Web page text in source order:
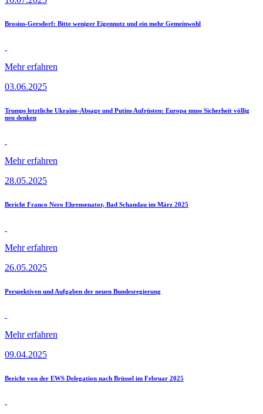
Brosius-Gersdorf: Bitte weniger Eigennutz und ein mehr Gemeinwohl
Mehr erfahren
03.06.2025
Trumps letztliche Ukraine-Absage und Putins Aufrüsten: Europa muss Sicherheit völlig
neu denken
Mehr erfahren
28.05.2025
Bericht Franco Nero Ehrensenator, Bad Schandau im März 2025
Mehr erfahren
26.05.2025
Perspektiven und Aufgaben der neuen Bundesregierung
Mehr erfahren
09.04.2025
Bericht von der EWS Delegation nach Brüssel im Februar 2025